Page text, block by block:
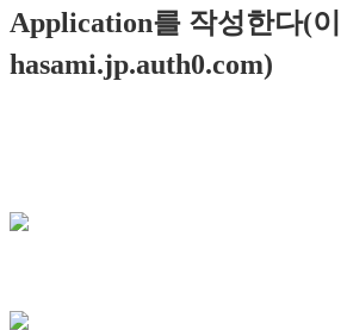
Application를 작성한다(
hasami.jp.auth0.com)